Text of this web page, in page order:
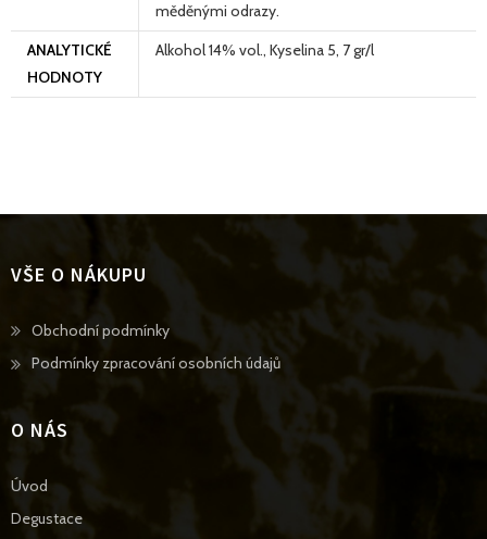
měděnými odrazy.
ANALYTICKÉ
HODNOTY
Alkohol 14% vol., Kyselina 5, 7 gr/l
VŠE O NÁKUPU
Obchodní podmínkyOpens
in
Podmínky zpracování osobních údajůOpens
O NÁS
Úvod
Degustace